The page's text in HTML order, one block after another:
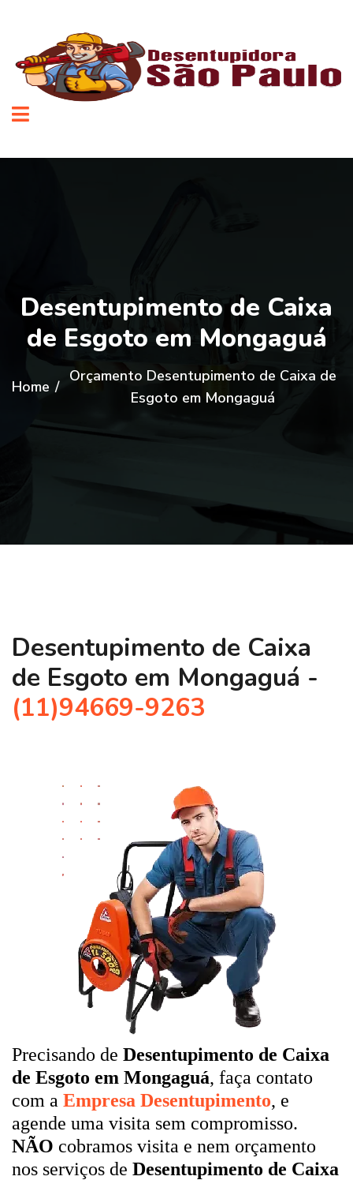
Desentupimento de Caixa
de Esgoto em Mongaguá
Home /
Orçamento Desentupimento de Caixa de
Esgoto em Mongaguá
Desentupimento de Caixa
de Esgoto em Mongaguá -
(11)94669-9263
Precisando de Desentupimento de Caixa
de Esgoto em Mongaguá, faça contato
com a Empresa Desentupimento, e
agende uma visita sem compromisso.
NÃO cobramos visita e nem orçamento
nos serviços de Desentupimento de Caixa